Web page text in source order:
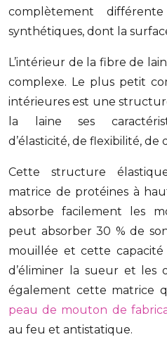
complètement
synthétiques, dont la
L’intérieur de la fibre de
complexe. Le plus petit
intérieures est une
la laine ses
d’élasticité, de flexibilité,
Cette structure
matrice de protéines à
absorbe facilement les
peut absorber 30 % de
mouillée et cette capacité
d’éliminer la sueur et les
également cette matrice
peau de mouton de
au feu et antistatique.